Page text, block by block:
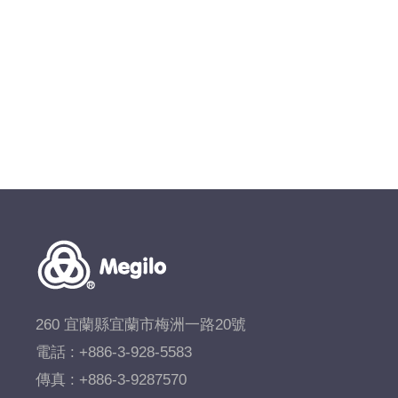
260 宜蘭縣宜蘭市梅洲一路20號
電話 : +886-3-928-5583
傳真 : +886-3-9287570